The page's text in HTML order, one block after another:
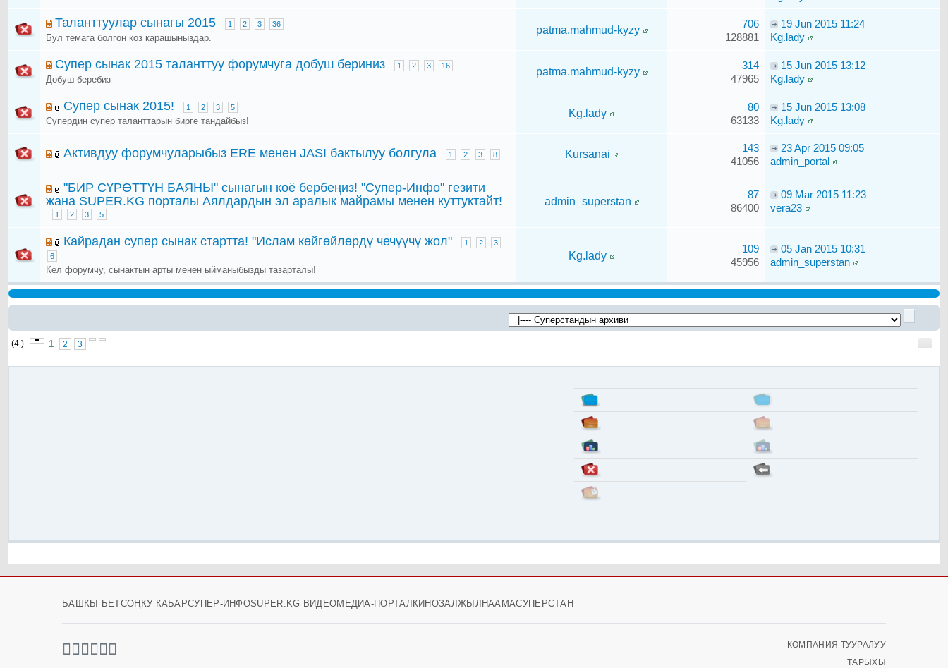
Таланттуулар сынагы 2015 1 2 3 36
Бул темага болгон коз карашыныздар.
patma.mahmud-kyzy
706
128881
19 Jun 2015 11:24
Kg.lady
Супер сынак 2015 таланттуу форумчуга добуш бериниз 1 2 3 16
Добуш беребиз
patma.mahmud-kyzy
314
47965
15 Jun 2015 13:12
Kg.lady
Супер сынак 2015! 1 2 3 5
Супердин супер таланттарын бирге тандайбыз!
Kg.lady
80
63133
15 Jun 2015 13:08
Kg.lady
Активдуу форумчуларыбыз ERE менен JASI бактылуу болгула 1 2 3 8 Kursanai
143
41056
23 Apr 2015 09:05
admin_portal
"БИР СҮРӨТТҮН БАЯНЫ" сынагын коё бербеңиз! "Супер-Инфо" гезити
жана SUPER.KG порталы Аялдардын эл аралык майрамы менен куттуктайт!
1 2 3 5
admin_superstan
87
86400
09 Mar 2015 11:23
vera23
Кайрадан супер сынак стартта! "Ислам көйгөйлөрдү чечүүчү жол" 1 2
3
6
Кел форумчу, сынактын арты менен ыйманыбызды тазарталы!
Kg.lady
109
45956
05 Jan 2015 10:31
admin_superstan
(4 ) 1 2 3
БАШКЫ БЕТСОҢКУ КАБАРСУПЕР-ИНФОSUPER.KG ВИДЕОМЕДИА-ПОРТАЛ КИНОЗАЛЖЫЛНААМАСУПЕРСТАН
КОМПАНИЯ ТУУРАЛУУ
ТАРЫХЫ